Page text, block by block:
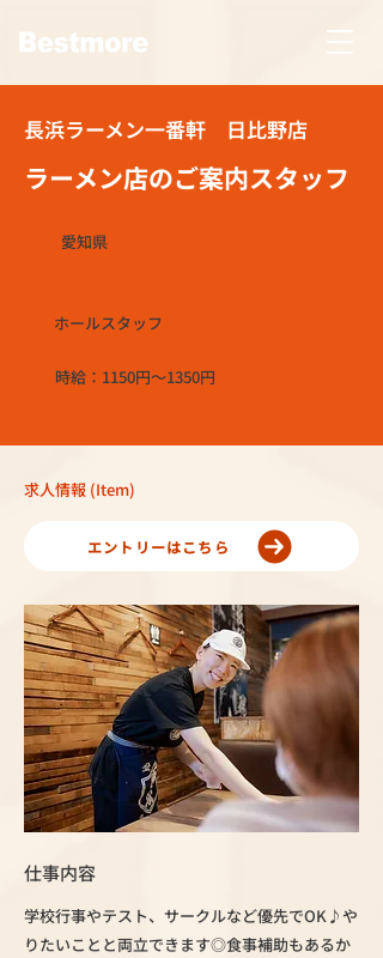
長浜ラーメン一番軒 日比野店
ラーメン店のご案内スタッフ
愛知県
ホールスタッフ
時給：1150円～1350円
求人情報 (Item)
エントリーはこちら
仕事内容
学校行事やテスト、サークルなど優先でOK♪や
りたいことと両立できます◎食事補助もあるか